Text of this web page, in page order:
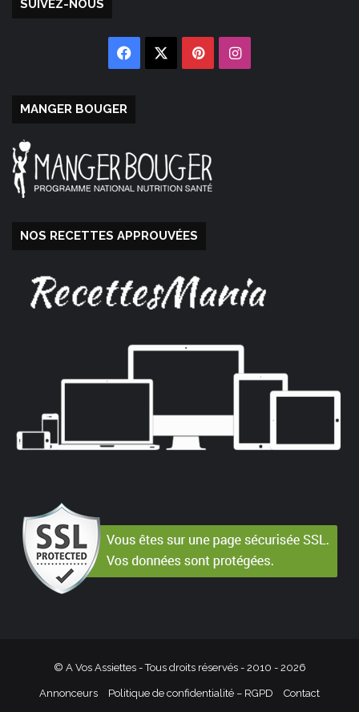
SUIVEZ-NOUS
Facebook PinterestInstagram
MANGER BOUGER
NOS RECETTES APPROUVÉES
© A Vos Assiettes - Tous droits réservés - 2010 - 2026
Annonceurs Politique de confidentialité – RGPD Contact